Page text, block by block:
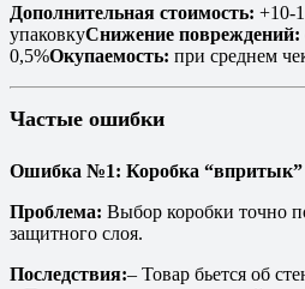
Дополнительная стоимость: +10-
упаковкуСнижение повреждений:
0,5%Окупаемость: при среднем
Частые ошибки
Ошибка №1: Коробка “впритык”
Проблема: Выбор коробки точно
защитного слоя.
Последствия:– Товар бьется об